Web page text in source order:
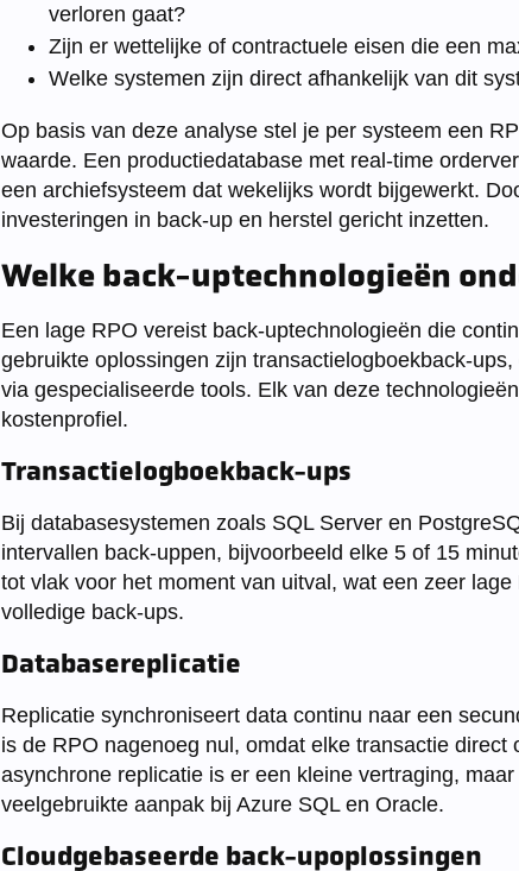
verloren gaat?
Zijn er wettelijke of contractuele eisen die een
Welke systemen zijn direct afhankelijk van dit
Op basis van deze analyse stel je per systeem een
waarde. Een productiedatabase met real-time
een archiefsysteem dat wekelijks wordt bijgewerkt.
investeringen in back-up en herstel gericht inzetten.
Welke back-uptechnologieën
Een lage RPO vereist back-uptechnologieën die
gebruikte oplossingen zijn transactielogboekback-
via gespecialiseerde tools. Elk van deze
kostenprofiel.
Transactielogboekback-ups
Bij databasesystemen zoals SQL Server en
intervallen back-uppen, bijvoorbeeld elke 5 of 15
tot vlak voor het moment van uitval, wat een zeer
volledige back-ups.
Databasereplicatie
Replicatie synchroniseert data continu naar een
is de RPO nagenoeg nul, omdat elke transactie
asynchrone replicatie is er een kleine vertraging,
veelgebruikte aanpak bij Azure SQL en Oracle.
Cloudgebaseerde back-upoplossingen